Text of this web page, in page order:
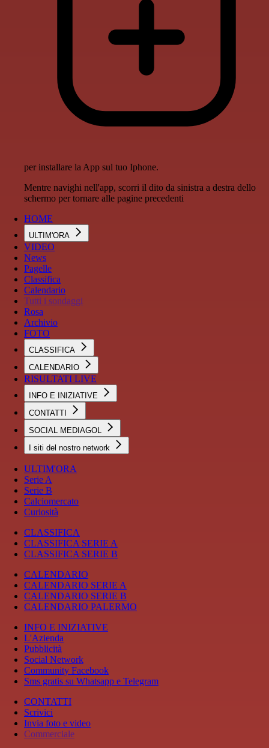
per installare la App sul tuo Iphone.
Mentre navighi nell'app, scorri il dito da sinistra a destra dello
schermo per tornare alle pagine precedenti
HOME
ULTIM'ORA
VIDEO
News
Pagelle
Classifica
Calendario
Tutti i sondaggi
Rosa
Archivio
FOTO
CLASSIFICA
CALENDARIO
RISULTATI LIVE
INFO E INIZIATIVE
CONTATTI
SOCIAL MEDIAGOL
I siti del nostro network
ULTIM'ORA
Serie A
Serie B
Calciomercato
Curiosità
CLASSIFICA
CLASSIFICA SERIE A
CLASSIFICA SERIE B
CALENDARIO
CALENDARIO SERIE A
CALENDARIO SERIE B
CALENDARIO PALERMO
INFO E INIZIATIVE
L'Azienda
Pubblicità
Social Network
Community Facebook
Sms gratis su Whatsapp e Telegram
CONTATTI
Scrivici
Invia foto e video
Commerciale